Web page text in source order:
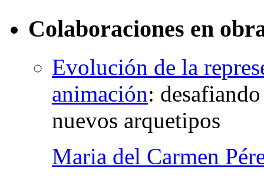
Colaboraciones en
Evolución de la
animación:
nuevos arquetipos
Maria del Carmen